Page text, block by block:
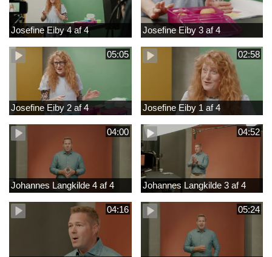
Josefine Eiby 4 af 4 Josefine Eiby 3 af 4
05:05
Josefine Eiby 2 af 4
02:58
Josefine Eiby 1 af 4
04:00
Johannes Langkilde 4 af 4
04:52
Johannes Langkilde 3 af 4
04:16 05:24